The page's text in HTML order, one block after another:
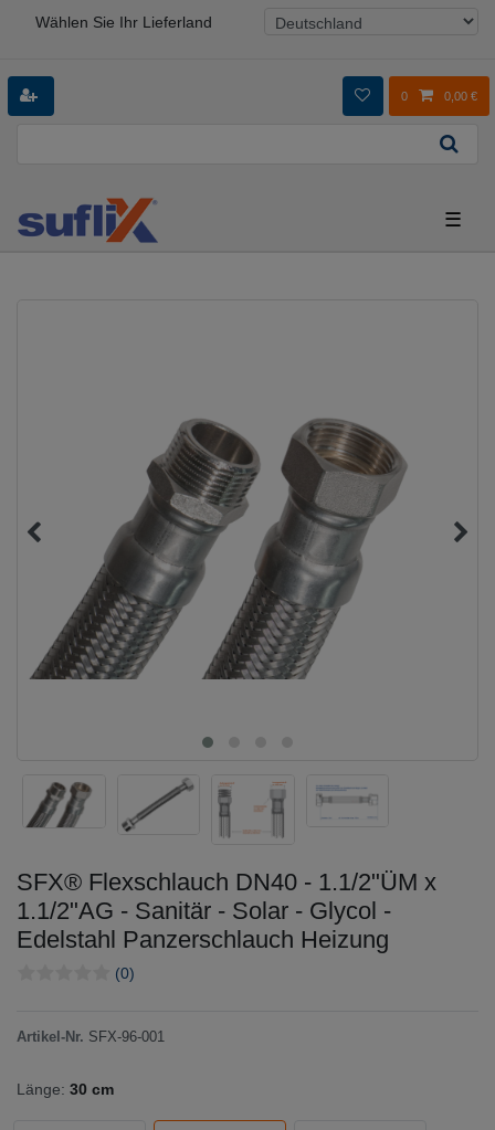
Wählen Sie Ihr Lieferland
0 0,00 €
☰
SFX® Flexschlauch DN40 - 1.1/2"ÜM x
1.1/2"AG - Sanitär - Solar - Glycol -
Edelstahl Panzerschlauch Heizung
(0)
Artikel-Nr. SFX-96-001
Länge: 30 cm